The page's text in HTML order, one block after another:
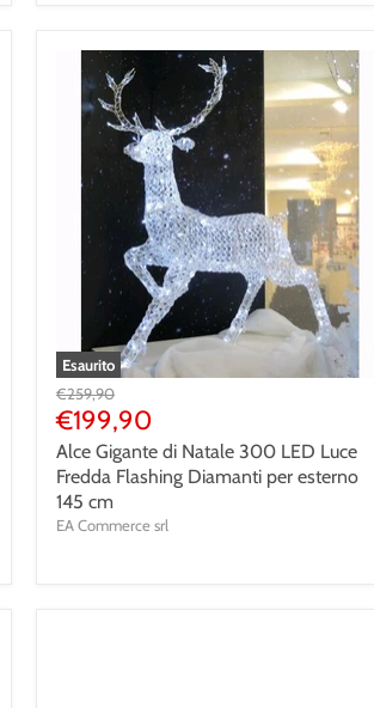
Esaurito
Prezzo
Originale
€259,90
Prezzo
Corrente
€199,90
Alce Gigante di Natale 300 LED Luce
Fredda Flashing Diamanti per esterno
145 cm
EA Commerce srl